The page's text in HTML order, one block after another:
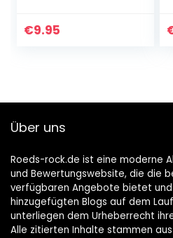
– passend für
€9.95
Über uns
Roeds-rock.de ist eine moderne
und Bewertungswebsite, die die
verfügbaren Angebote bietet
hinzugefügten Blogs auf dem
unterliegen dem Urheberrecht
Alle zitierten Inhalte stammen